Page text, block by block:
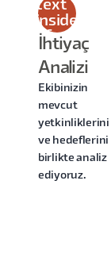
text
inside
of a
div
block.
İhtiyaç
Analizi
Ekibinizin
mevcut
yetkinliklerini
ve hedeflerini
birlikte analiz
ediyoruz.